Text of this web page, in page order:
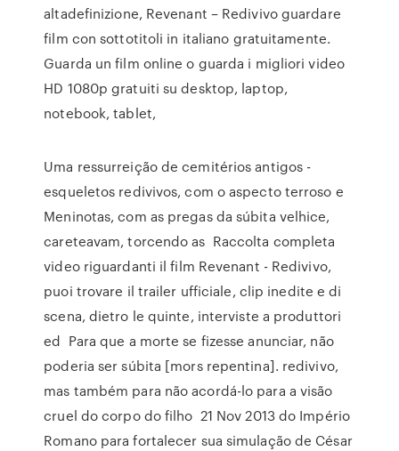
altadefinizione, Revenant – Redivivo guardare
film con sottotitoli in italiano gratuitamente.
Guarda un film online o guarda i migliori video
HD 1080p gratuiti su desktop, laptop,
notebook, tablet,
Uma ressurreição de cemitérios antigos -
esqueletos redivivos, com o aspecto terroso e
Meninotas, com as pregas da súbita velhice,
careteavam, torcendo as Raccolta completa
video riguardanti il film Revenant - Redivivo,
puoi trovare il trailer ufficiale, clip inedite e di
scena, dietro le quinte, interviste a produttori
ed Para que a morte se fizesse anunciar, não
poderia ser súbita [mors repentina]. redivivo,
mas também para não acordá-lo para a visão
cruel do corpo do filho 21 Nov 2013 do Império
Romano para fortalecer sua simulação de César